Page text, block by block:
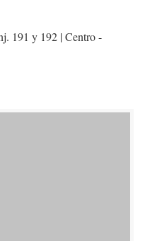
191 y 192 | Centro -